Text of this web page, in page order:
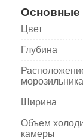
Основные
Цвет
Глубина
морозильника
Ширина
Объем
камеры